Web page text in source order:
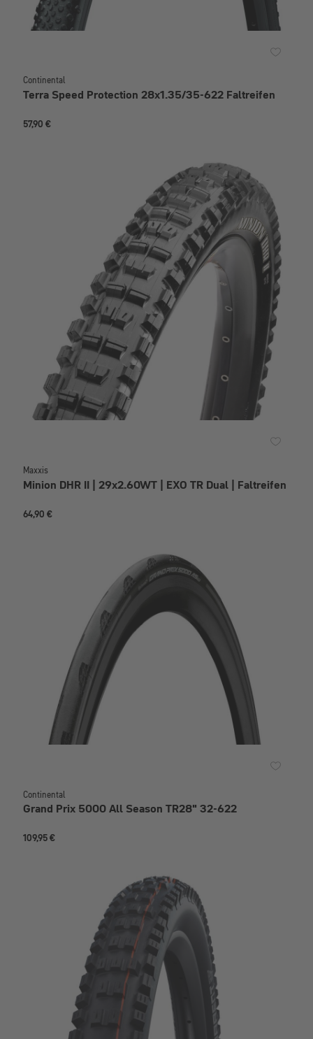
Continental
Terra Speed Protection 28x1.35/35-622 Faltreifen
57,90 €
Maxxis
Minion DHR II | 29x2.60WT | EXO TR Dual | Faltreifen
64,90 €
Continental
Grand Prix 5000 All Season TR28" 32-622
109,95 €